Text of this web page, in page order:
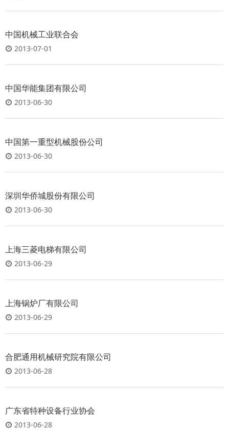
中国机械工业联合会
2013-07-01
中国华能集团有限公司
2013-06-30
中国第一重型机械股份公司
2013-06-30
深圳华侨城股份有限公司
2013-06-30
上海三菱电梯有限公司
2013-06-29
上海锅炉厂有限公司
2013-06-29
合肥通用机械研究院有限公司
2013-06-28
广东省特种设备行业协会
2013-06-28